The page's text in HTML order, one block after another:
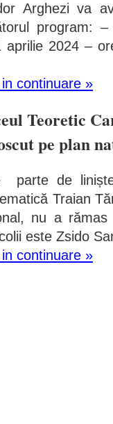
Arghezi va
program:
2024 –
continuare »
Teoretic
pe plan
parte de
Traian
nu a
este Zsido
continuare »